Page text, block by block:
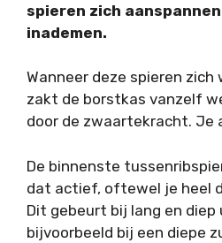
spieren zich
inademen.
Wanneer deze spieren
zakt de borstkas vanzelf
door de zwaartekracht. Je
De binnenste
dat actief, oftewel je heel
Dit gebeurt bij lang en diep
bijvoorbeeld bij een diepe